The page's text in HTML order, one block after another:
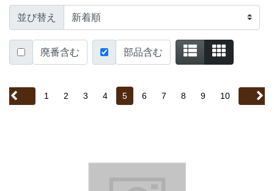
並び替え
廃番含む 部品含む
1 2 3 4 5 6 7 8 9 10